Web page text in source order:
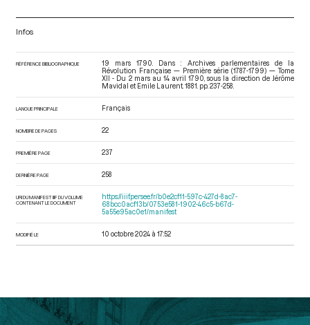
Infos
RÉFÉRENCE BIBLIOGRAPHIQUE
19 mars 1790. Dans : Archives parlementaires de la
Révolution Française — Première série (1787-1799) — Tome
XII - Du 2 mars au 14 avril 1790 , sous la direction de Jérôme
Mavidal et Emile Laurent. 1881. pp. 237-258.
LANGUE PRINCIPALE Français
NOMBRE DE PAGES 22
PREMIÈRE PAGE 237
DERNIÈRE PAGE 258
URI DU MANIFEST IIIF DU VOLUME
CONTENANT LE DOCUMENT
https://iiif.persee.fr/b0e2cf11-597c-427d-8ac7-
68bcc0acf13b/0753e581-1902-46c5-b67d-
5a55e95ac0e1/manifest
MODIFIÉ LE 10 octobre 2024 à 17:52